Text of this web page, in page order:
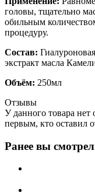
головы, тщательно
обильным
процедуру.
Состав:
экстракт масла
Объём: 250мл
Отзывы
У данного товара нет
первым, кто оставил
Ранее вы